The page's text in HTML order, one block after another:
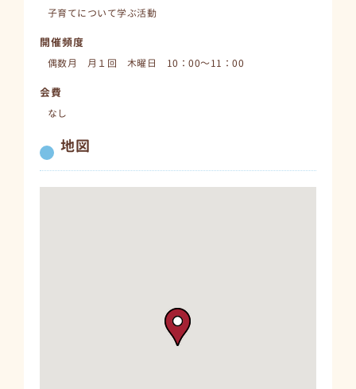
子育てについて学ぶ活動
開催頻度
偶数月 月１回 木曜日 10：00～11：00
会費
なし
地図